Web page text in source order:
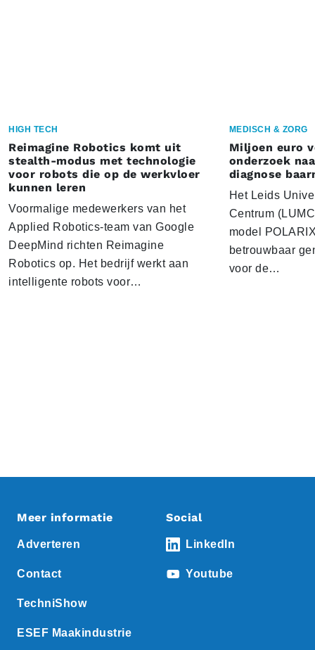
HIGH TECH
Reimagine Robotics komt uit
stealth-modus met technologie
voor robots die op de werkvloer
kunnen leren
Voormalige medewerkers van het
Applied Robotics-team van Google
DeepMind richten Reimagine
Robotics op. Het bedrijf werkt aan
intelligente robots voor…
MEDISCH & ZORG
Miljoen euro
onderzoek
diagnose
Het Leids
Centrum
model
betrouwbaar
voor de…
Meer informatie
Adverteren
Contact
TechniShow
ESEF Maakindustrie
Social
LinkedIn
Youtube